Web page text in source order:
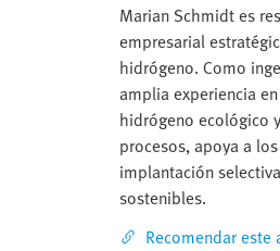
Marian Schmidt es
empresarial
hidrógeno. Como
amplia experiencia
hidrógeno ecológico
procesos, apoya a
implantación
sostenibles.
Recomendar este